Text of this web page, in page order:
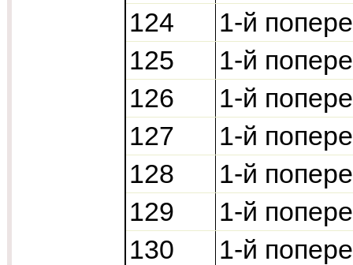
124
1-й
125
1-й
126
1-й
127
1-й
128
1-й
129
1-й
130
1-й